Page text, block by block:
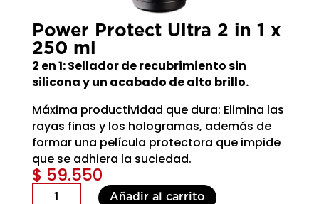
Power Protect Ultra 2 in 1 x
250 ml
2 en 1: Sellador de recubrimiento sin
silicona y un acabado de alto brillo.
Máxima productividad que dura: Elimina las
rayas finas y los hologramas, además de
formar una película protectora que impide
que se adhiera la suciedad.
$ 59.550
Power
Añadir al carrito